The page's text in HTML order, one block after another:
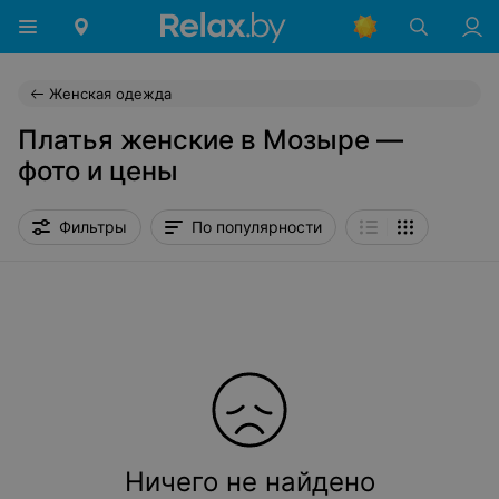
Женская одежда
Платья женские в Мозыре —
фото и цены
Фильтры По популярности
Ничего не найдено